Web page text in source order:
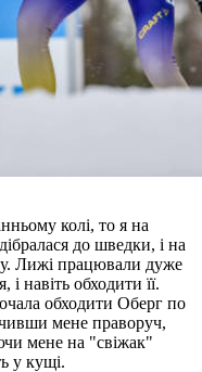
колі, то я на
до шведки, і на
Лижі працювали дуже
навіть обходити її.
обходити Оберг по
мене праворуч,
мене на "свіжак"
у кущі.